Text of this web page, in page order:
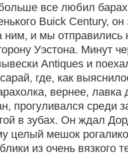
все любил
Buick Century, он
ним, и мы отправились
Уэстона. Минут
Antiques и
где, как
вернее, лавка
прогуливался среди
в зубах. Он ждал
целый мешок
из очень вязкого